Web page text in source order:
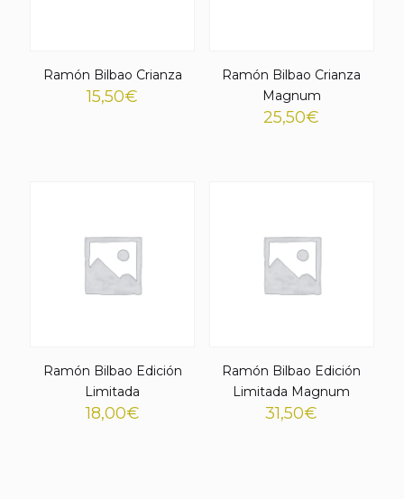
Ramón Bilbao Crianza
15,50€
Ramón Bilbao Crianza
Magnum
25,50€
Ramón Bilbao Edición
Limitada
18,00€
Ramón Bilbao Edición
Limitada Magnum
31,50€